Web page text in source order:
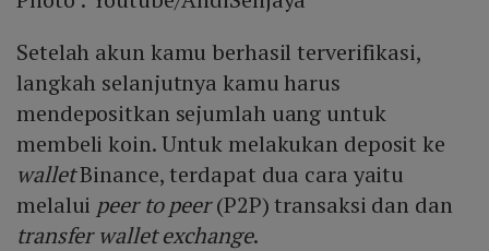
Setelah akun kamu berhasil terverifikasi,
langkah selanjutnya kamu harus
mendepositkan sejumlah uang untuk
membeli koin. Untuk melakukan deposit ke
walletBinance, terdapat dua cara yaitu
melalui peer to peer(P2P) transaksi dan dan
transfer wallet exchange.